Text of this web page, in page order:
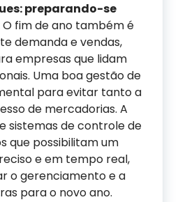
preparando-se
O fim de ano também é
demanda e vendas,
empresas que lidam
Uma boa gestão de
para evitar tanto a
de mercadorias. A
sistemas de controle de
que possibilitam um
e em tempo real,
o gerenciamento e a
para o novo ano.